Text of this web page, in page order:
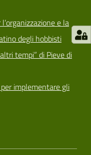
e la
degli hobbisti
tempi” di Pieve di
implementare gli